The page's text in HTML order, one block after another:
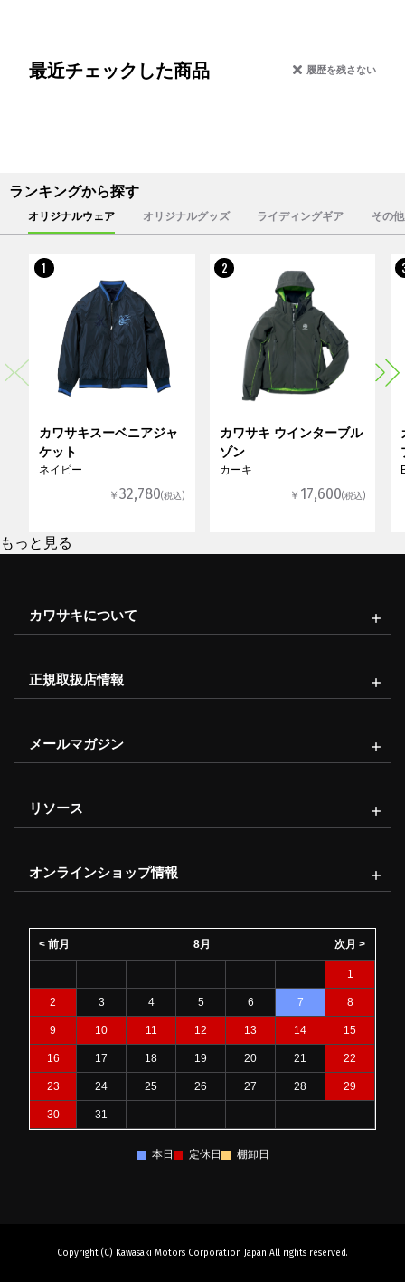
最近チェックした商品 履歴を残さない
ランキングから探す
オリジナルウェア オリジナルグッズ ライディングギア その
1
カワサキスーベニアジャ
ケット
ネイビー
￥32,780(税込)
2
カワサキ ウインターブル
ゾン
カーキ
￥ 17,600(税込)
もっと見る
カワサキについて
正規取扱店情報
メールマガジン
リソース
オンラインショップ情報
8月
< 前月 次月 >
1
2 3 4 5 6 7 8
9 10 11 12 13 14 15
16 17 18 19 20 21 22
23 24 25 26 27 28 29
30 31
本日 定休日 棚卸日
Copyright (C) Kawasaki Motors Corporation Japan All rights reserved.